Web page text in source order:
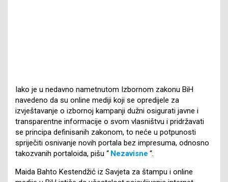
Iako je u nedavno nametnutom Izbornom zakonu BiH
navedeno da su online mediji koji se opredijele za
izvještavanje o izbornoj kampanji dužni osigurati javne i
transparentne informacije o svom vlasništvu i pridržavati
se principa definisanih zakonom, to neće u potpunosti
spriječiti osnivanje novih portala bez impresuma, odnosno
takozvanih portaloida, pišu “ Nezavisne “.
Maida Bahto Kestendžić iz Savjeta za štampu i online